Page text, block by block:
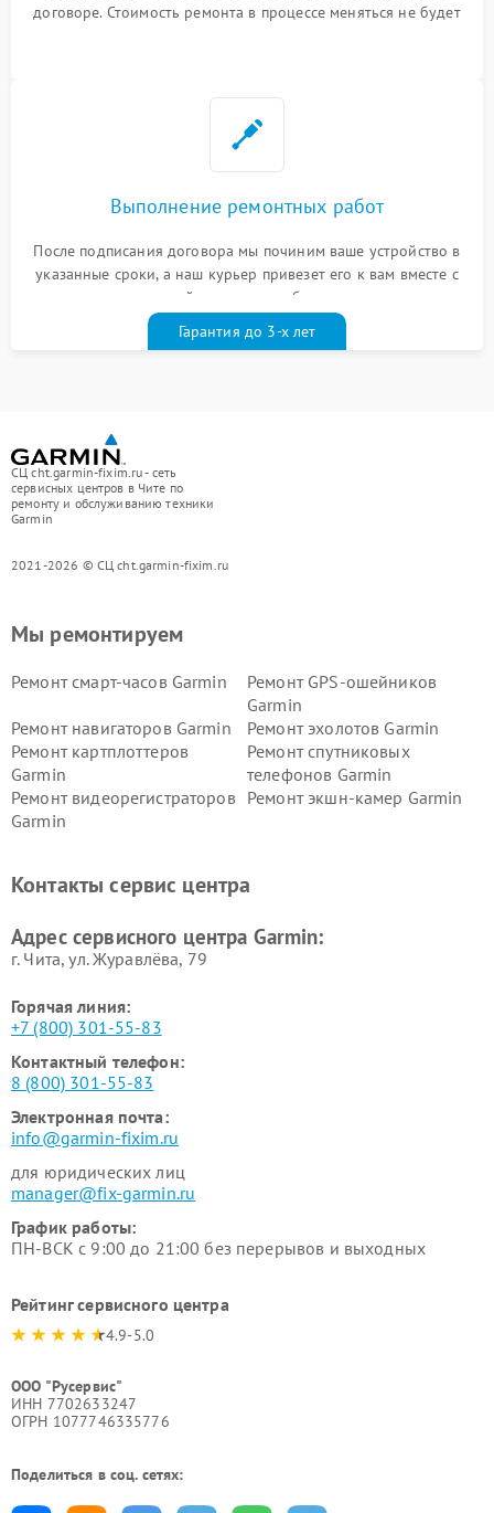
договоре. Стоимость ремонта в процессе меняться не будет
Выполнение ремонтных работ
После подписания договора мы починим ваше устройство в
указанные сроки, а наш курьер привезет его к вам вместе с
гарантийным талоном бесплатно
Гарантия до 3-х лет
СЦ cht.garmin-fixim.ru - сеть
сервисных центров в Чите по
ремонту и обслуживанию техники
Garmin
2021-2026 © СЦ cht.garmin-fixim.ru
Мы ремонтируем
Ремонт смарт-часов Garmin
Ремонт GPS-ошейников
Garmin
Ремонт навигаторов Garmin
Ремонт эхолотов Garmin
Ремонт картплоттеров
Garmin
Ремонт спутниковых
телефонов Garmin
Ремонт видеорегистраторов
Garmin
Ремонт экшн-камер Garmin
Контакты сервис центра
Адрес сервисного центра Garmin:
г. Чита, ул. Журавлёва, 79
Горячая линия:
+7 (800) 301-55-83
Контактный телефон:
8 (800) 301-55-83
Электронная почта:
info@garmin-fixim.ru
для юридических лиц
manager@fix-garmin.ru
График работы:
ПН-ВСК с 9:00 до 21:00 без перерывов и выходных
Рейтинг сервисного центра
4.9-5.0
ООО "Русервис"
ИНН 7702633247
ОГРН 1077746335776
Поделиться в соц. сетях: